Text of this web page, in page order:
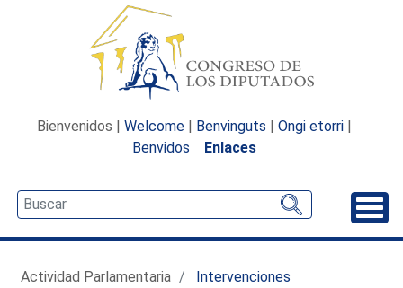
Bienvenidos | Welcome | Benvinguts | Ongi etorri |
Benvidos
Enlaces
Actividad Parlamentaria
Intervenciones